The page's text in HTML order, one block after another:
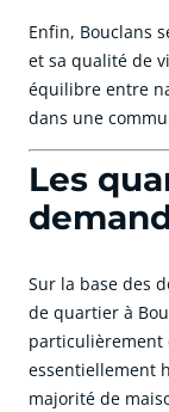
Enfin, Bouclans
et sa qualité de
équilibre entre
dans une
Les
Sur la base des
de quartier à
particulièrement
essentiellement
majorité de